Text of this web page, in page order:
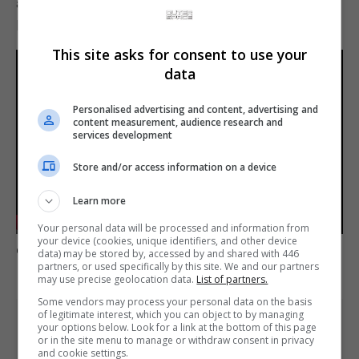
lançamento, pronto para jogar.”
Play Mute SettingsEnter
Play
Comente esta notícia no Fórum Outer Space
Share This
This site asks for consent to use your
data
Personalised advertising and content, advertising and
content measurement, audience research and
services development
Store and/or access information on a device
Learn more
Your personal data will be processed and information from
your device (cookies, unique identifiers, and other device
data) may be stored by, accessed by and shared with 446
partners, or used specifically by this site. We and our partners
may use precise geolocation data. List of partners.
Some vendors may process your personal data on the basis
of legitimate interest, which you can object to by managing
your options below. Look for a link at the bottom of this page
or in the site menu to manage or withdraw consent in privacy
and cookie settings.